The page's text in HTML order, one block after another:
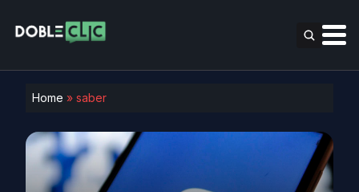
Home » saber